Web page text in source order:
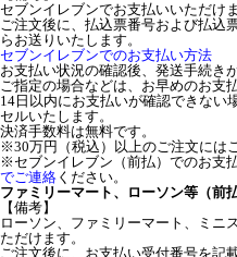
セブンイレブンでお支払いいただけま
ご注文後に、払込票番号および払込
らお送りいたします。
セブンイレブンでのお支払い方法
お支払い状況の確認後、発送手続き
ご指定の場合などは、お早めのお支
14日以内にお支払いが確認できない
セルいたします。
決済手数料は無料です。
※30万円（税込）以上のご注文には
※セブンイレブン（前払）でのお支
でご連絡 ください。
ファミリーマート、ローソン等（前払
【備考】
ローソン、ファミリーマート、ミニ
ただけます。
ご注文後に、お支払い受付番号を記